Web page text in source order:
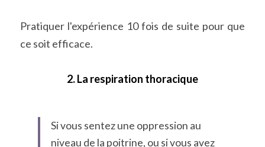
Pratiquer l'expérience 10 fois de suite pour que
ce soit efficace.
2. La respiration thoracique
Si vous sentez une oppression au
niveau de la poitrine, ou si vous avez